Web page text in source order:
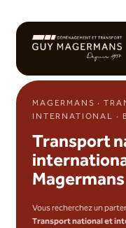
MAGERMANS ·
INTERNATIONAL ·
Transport
Vous recherchez un
Transport national et